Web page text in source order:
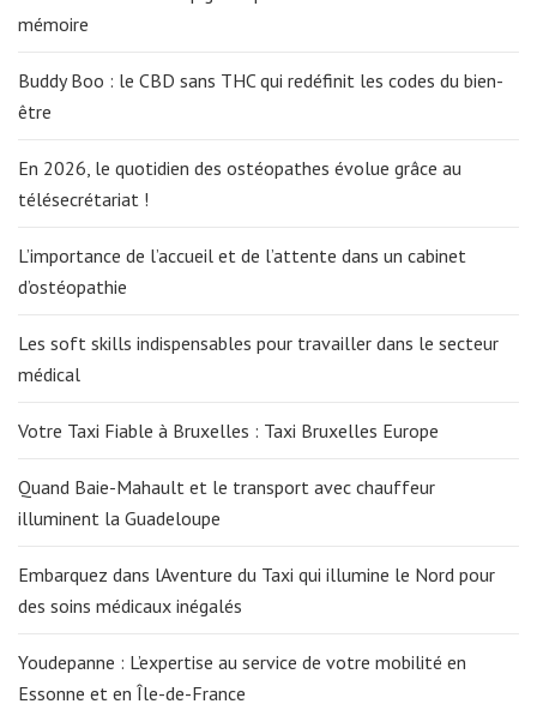
mémoire
Buddy Boo : le CBD sans THC qui redéfinit les codes du bien-
être
En 2026, le quotidien des ostéopathes évolue grâce au
télésecrétariat !
L’importance de l’accueil et de l’attente dans un cabinet
d’ostéopathie
Les soft skills indispensables pour travailler dans le secteur
médical
Votre Taxi Fiable à Bruxelles : Taxi Bruxelles Europe
Quand Baie-Mahault et le transport avec chauffeur
illuminent la Guadeloupe
Embarquez dans lAventure du Taxi qui illumine le Nord pour
des soins médicaux inégalés
Youdepanne : L’expertise au service de votre mobilité en
Essonne et en Île-de-France